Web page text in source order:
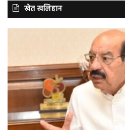
खेत खलिहान